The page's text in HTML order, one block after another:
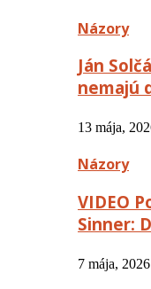
Názory
Ján
nemajú
13 mája,
Názory
VIDEO
Sinner:
7 mája, 2026